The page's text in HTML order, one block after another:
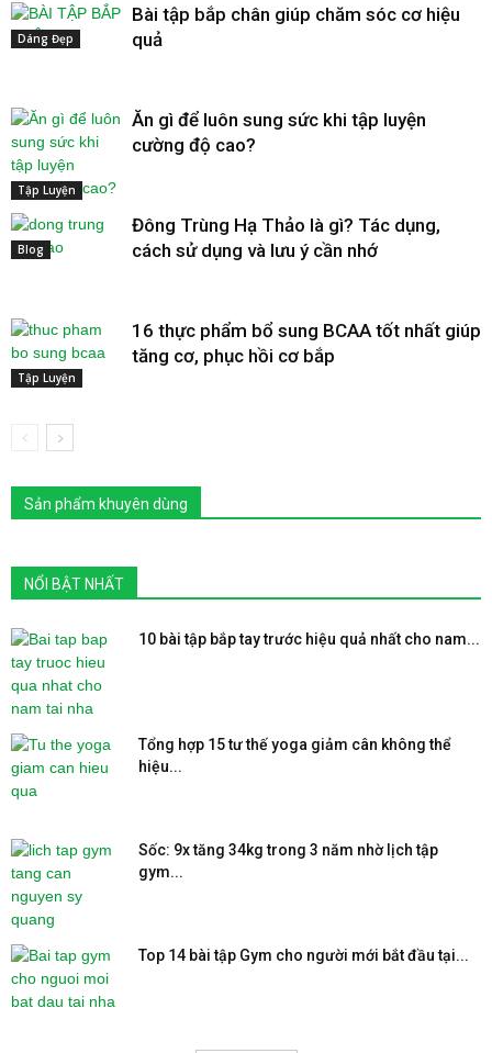
Dáng Đẹp
Bài tập bắp chân giúp chăm sóc cơ hiệu
quả
Tập Luyện
Ăn gì để luôn sung sức khi tập luyện
cường độ cao?
Blog
Đông Trùng Hạ Thảo là gì? Tác dụng,
cách sử dụng và lưu ý cần nhớ
Tập Luyện
16 thực phẩm bổ sung BCAA tốt nhất giúp
tăng cơ, phục hồi cơ bắp
Sản phẩm khuyên dùng
NỔI BẬT NHẤT
10 bài tập bắp tay trước hiệu quả nhất cho nam...
Tổng hợp 15 tư thế yoga giảm cân không thể
hiệu...
Sốc: 9x tăng 34kg trong 3 năm nhờ lịch tập
gym...
Top 14 bài tập Gym cho người mới bắt đầu tại...